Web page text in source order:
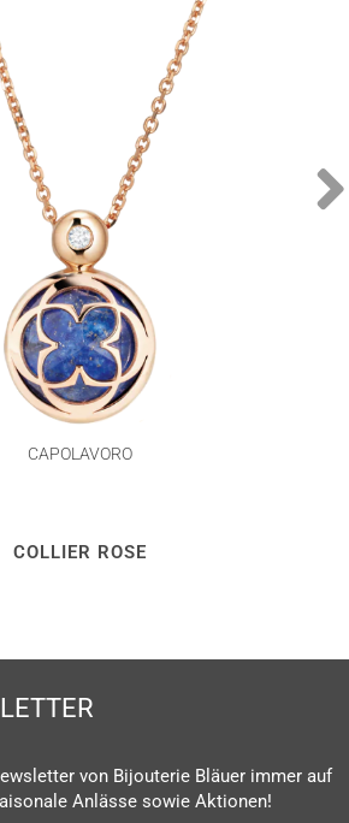
CAPOLAVORO
COLLIER ROSE
von Bijouterie Bläuer immer auf
Anlässe sowie Aktionen!